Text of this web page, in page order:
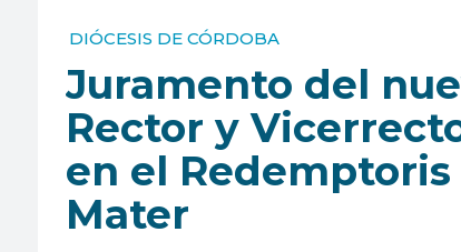
DIÓCESIS DE CÓRDOBA
Juramento del
Rector y
en el Redemptoris
Mater